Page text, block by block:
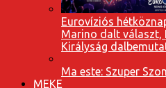
Eurovíziós
Marino dalt választ,
Királyság
Ma este: Szuper
MEKE